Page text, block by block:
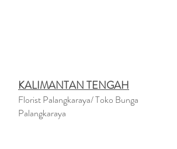
KALIMANTAN TENGAH
Florist Palangkaraya/ Toko Bunga
Palangkaraya